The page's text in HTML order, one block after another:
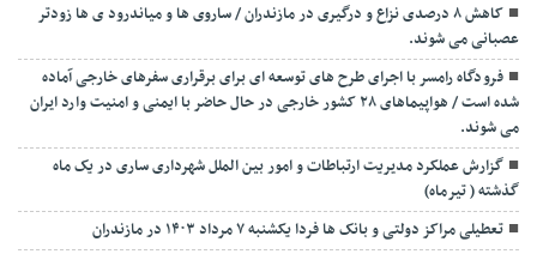
کاهش ۸ درصدی نزاع و درگیری در مازندران / ساروی ها و میاندرود ی ها زودتر
عصبانی می شوند.
فرودگاه رامسر با اجرای طرح های توسعه ای برای برقراری سفرهای خارجی آماده
شده است / هواپیماهای ۲۸ کشور خارجی در حال حاضر با ایمنی و امنیت وارد ایران
می شوند.
گزارش عملکرد مدیریت ارتباطات و امور بین الملل شهرداری ساری در یک ماه
گذشته ( تیرماه)
تعطیلی مراکز دولتی و بانک ها فردا یکشنبه ۷ مرداد ۱۴۰۳ در مازندران